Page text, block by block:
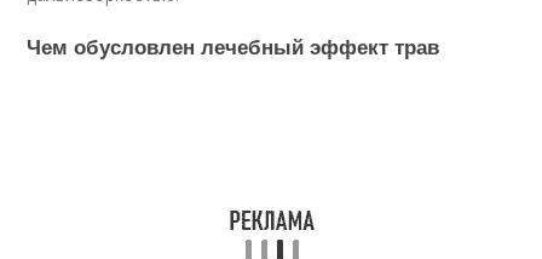
Чем обусловлен лечебный эффект трав